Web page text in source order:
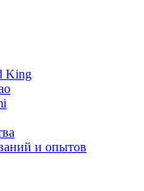
King
и опытов